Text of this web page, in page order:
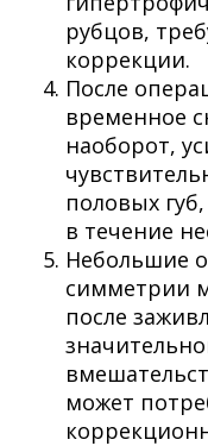
рубцов,
коррекции.
После
временное
наоборот,
половых
в течение
Небольшие
симметрии
после
может